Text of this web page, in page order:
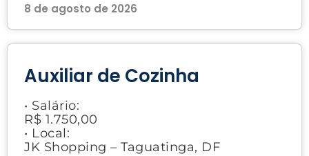
8 de agosto de 2026
Auxiliar de Cozinha
• Salário:
R$ 1.750,00
• Local:
JK Shopping – Taguatinga, DF